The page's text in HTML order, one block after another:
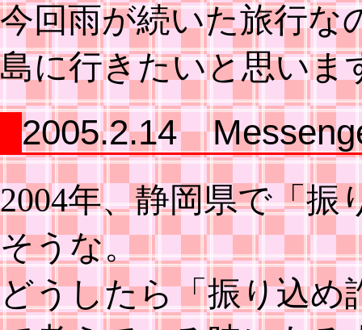
今回雨が続いた旅行な
島に行きたいと思いま
2005.2.14
2004年、静岡県で「振
そうな。
どうしたら「振り込め